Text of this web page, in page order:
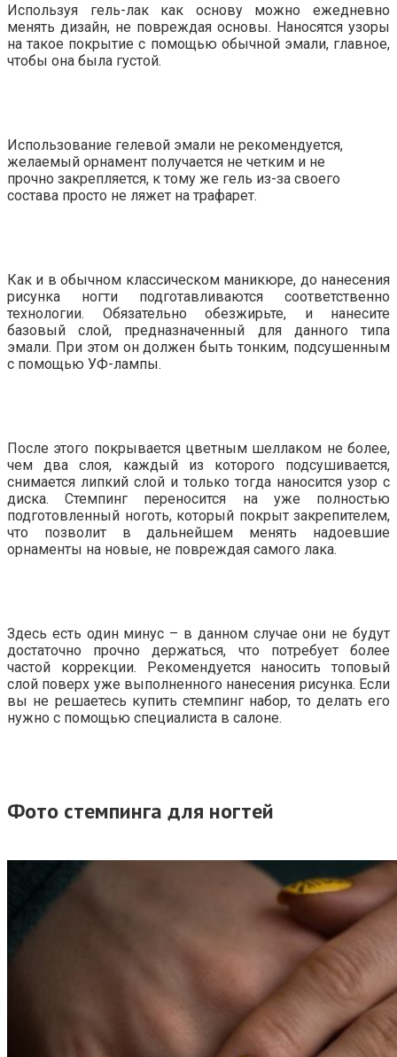
Используя гель-лак как основу можно ежедневно
менять дизайн, не повреждая основы. Наносятся узоры
на такое покрытие с помощью обычной эмали, главное,
чтобы она была густой.
Использование гелевой эмали не рекомендуется,
желаемый орнамент получается не четким и не
прочно закрепляется, к тому же гель из-за своего
состава просто не ляжет на трафарет.
Как и в обычном классическом маникюре, до нанесения
рисунка ногти подготавливаются соответственно
технологии. Обязательно обезжирьте, и нанесите
базовый слой, предназначенный для данного типа
эмали. При этом он должен быть тонким, подсушенным
с помощью УФ-лампы.
После этого покрывается цветным шеллаком не более,
чем два слоя, каждый из которого подсушивается,
снимается липкий слой и только тогда наносится узор с
диска. Стемпинг переносится на уже полностью
подготовленный ноготь, который покрыт закрепителем,
что позволит в дальнейшем менять надоевшие
орнаменты на новые, не повреждая самого лака.
Здесь есть один минус – в данном случае они не будут
достаточно прочно держаться, что потребует более
частой коррекции. Рекомендуется наносить топовый
слой поверх уже выполненного нанесения рисунка. Если
вы не решаетесь купить стемпинг набор, то делать его
нужно с помощью специалиста в салоне.
Фото стемпинга для ногтей